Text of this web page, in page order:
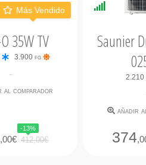
Más Vendido
O 35W TV
3.900 fg
-
al comparador
,00€
-13%
412,00€
Saunier
2.210
añadir
374